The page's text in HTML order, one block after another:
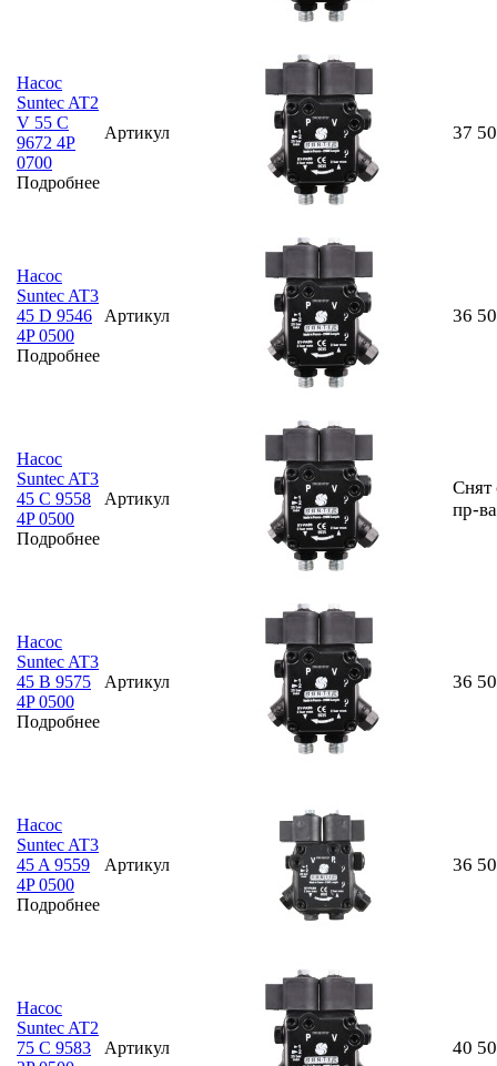
Насос
Suntec AT2
V 55 C
9672 4P
0700
Подробнее
Артикул 37
Насос
Suntec AT3
45 D 9546
4P 0500
Подробнее
Артикул 36
Насос
Suntec AT3
45 C 9558
4P 0500
Подробнее
Артикул
Снят
пр-ва
Насос
Suntec AT3
45 B 9575
4P 0500
Подробнее
Артикул 36
Насос
Suntec AT3
45 A 9559
4P 0500
Подробнее
Артикул 36
Насос
Suntec AT2
75 C 9583
Артикул 40